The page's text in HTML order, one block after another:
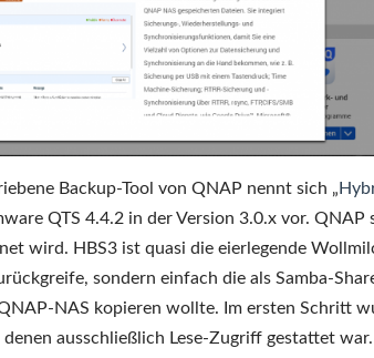
Backup-Tool von QNAP nennt sich „
QTS 4.4.2 in der Version 3.0.x vor. QNAP
wird. HBS3 ist quasi die eierlegende
sondern einfach die als Samba-
NAS kopieren wollte. Im ersten Schritt
ausschließlich Lese-Zugriff gestattet